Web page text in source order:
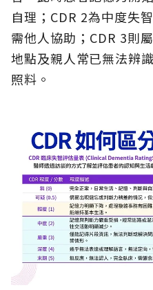
自理；CDR 2為中度失
需他人協助；CDR 3則
地點及親人常已無法辨
照料。